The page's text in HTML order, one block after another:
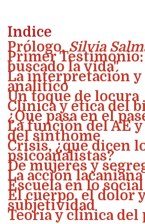
Indice
Prólogo,Silvia
Primer Testimonio:
buscado la vida"
La interpretación y
analítico
Un toque de locura
Clínica y ética del
¿Qué pasa en el
La función del AE
del sinthome
Crisis, ¿qué dicen
psicoanalistas?
De mujeres y
La acción
Escuela en lo social
El cuerpo, el dolor
subjetividad
Teoría y clínica del